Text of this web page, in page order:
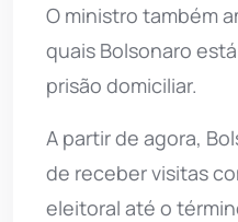
O ministro também
quais Bolsonaro
prisão domiciliar.
A partir de agora,
de receber visitas
eleitoral até o